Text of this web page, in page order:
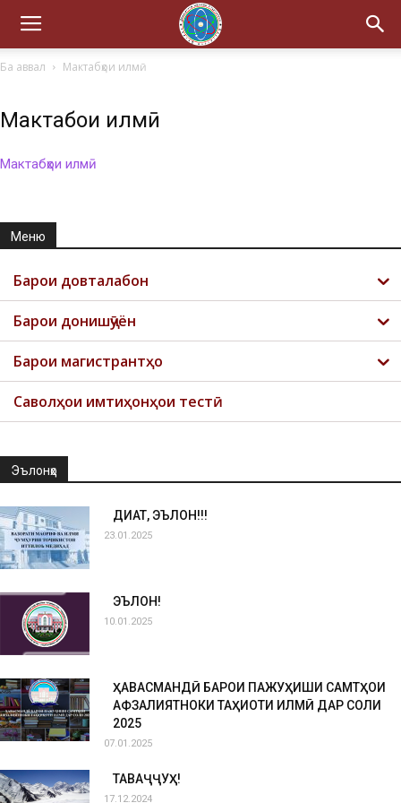
Ба аввал Мактабҳои илмӣ
Мактабҳои илмӣ
Мактабҳои илмӣ
Меню
Барои довталабон
Барои донишҷӯён
Барои магистрантҳо
Саволҳои имтиҳонҳои тестӣ
Эълонҳо
ДИҚҚАТ, ЭЪЛОН!!!
23.01.2025
ЭЪЛОН!
10.01.2025
ҲАВАСМАНДӢ БАРОИ ПАЖУҲИШИ САМТҲОИ
АФЗАЛИЯТНОКИ ТАҲҚИҚОТИ ИЛМӢ ДАР СОЛИ
2025
07.01.2025
ТАВАҶҶУҲ!
17.12.2024